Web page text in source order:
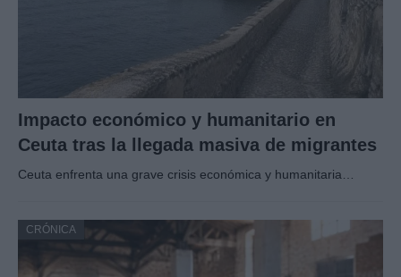
Impacto económico y humanitario en
Ceuta tras la llegada masiva de migrantes
Ceuta enfrenta una grave crisis económica y humanitaria…
CRÓNICA